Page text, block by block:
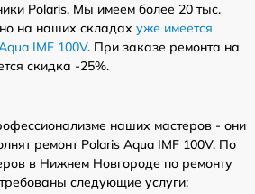
Polaris. Мы имеем более 20 тыс.
на наших складах уже имеется
IMF 100V. При заказе ремонта на
скидка -25%.
наших мастеров - они
ремонт Polaris Aqua IMF 100V. По
в Нижнем Новгороде по ремонту
следующие услуги: